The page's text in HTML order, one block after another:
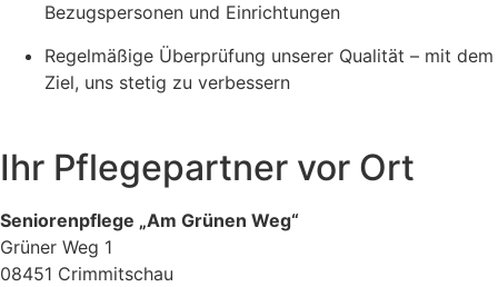
Bezugspersonen und Einrichtungen
Regelmäßige Überprüfung unserer Qualität – mit dem
Ziel, uns stetig zu verbessern
Ihr Pflegepartner vor Ort
Seniorenpflege „Am Grünen Weg“
Grüner Weg 1
08451 Crimmitschau